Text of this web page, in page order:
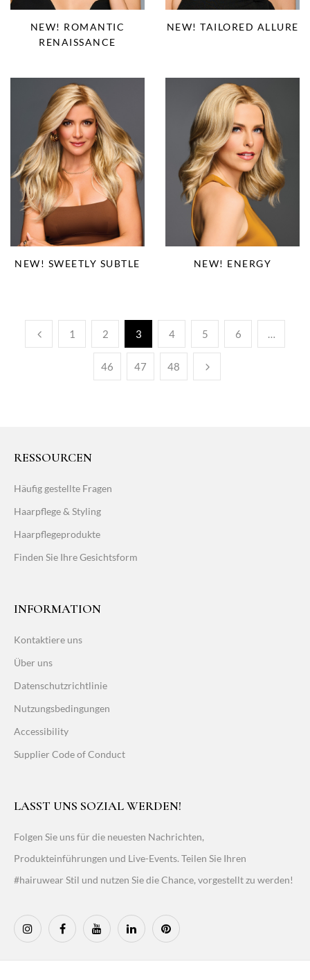
NEW! ROMANTIC
RENAISSANCE
NEW! TAILORED ALLURE
NEW! SWEETLY SUBTLE NEW! ENERGY
1 2 3 4 5 6 …
46 47 48
RESSOURCEN
Häufig gestellte Fragen
Haarpflege & Styling
Haarpflegeprodukte
Finden Sie Ihre Gesichtsform
INFORMATION
Kontaktiere uns
Über uns
Datenschutzrichtlinie
Nutzungsbedingungen
Accessibility
Supplier Code of Conduct
LASST UNS SOZIAL WERDEN!
Folgen Sie uns für die neuesten Nachrichten,
Produkteinführungen und Live-Events. Teilen Sie Ihren
#hairuwear Stil und nutzen Sie die Chance, vorgestellt zu werden!